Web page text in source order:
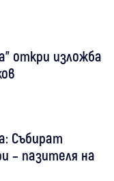
откри изложба
Събират
– пазителя на